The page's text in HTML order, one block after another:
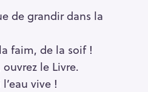
de grandir dans la
faim, de la soif !
le Livre.
vive !